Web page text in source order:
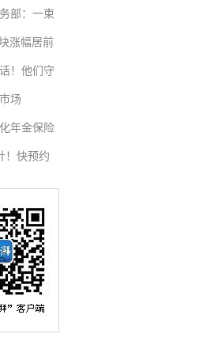
部：一束
涨幅居前
！他们守
场
年金保险
！快预约